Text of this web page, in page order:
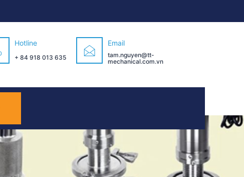
Hotline
+ 84 918 013 635
Email
tam.nguyen@tt-
mechanical.com.vn